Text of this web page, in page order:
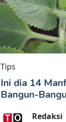
Tips
Ini dia 14
Bangun-
Redaksi